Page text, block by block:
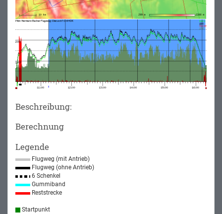
Beschreibung:
Berechnung
Legende
Flugweg (mit Antrieb)
Flugweg (ohne Antrieb)
6 Schenkel
Gummiband
Reststrecke
Startpunkt